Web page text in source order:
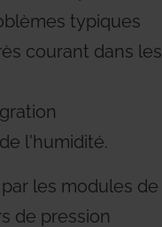
typiques
courant dans les
l'humidité.
les modules de
de pression